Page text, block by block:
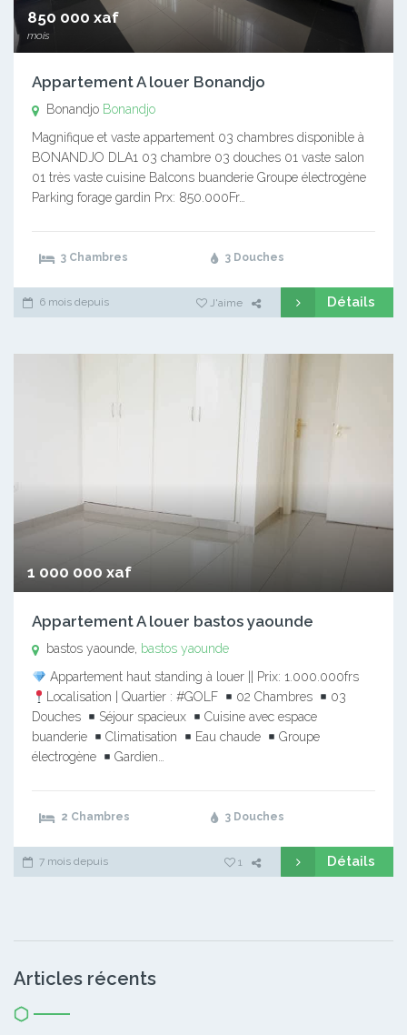
850 000 xaf
mois
Appartement A louer Bonandjo
Bonandjo Bonandjo
Magnifique et vaste appartement 03 chambres disponible à
BONANDJO DLA1 03 chambre 03 douches 01 vaste salon
01 très vaste cuisine Balcons buanderie Groupe électrogène
Parking forage gardin Prx: 850.000Fr…
3 Chambres 3 Douches
6 mois depuis J'aime Détails
1 000 000 xaf
Appartement A louer bastos yaounde
bastos yaounde, bastos yaounde
Appartement haut standing à louer || Prix: 1.000.000frs
Localisation | Quartier : #GOLF
02 Chambres
03
Douches
Séjour spacieux
Cuisine avec espace
buanderie
Climatisation Eau chaude
Groupe
électrogène
Gardien…
2 Chambres 3 Douches
7 mois depuis 1 Détails
Articles récents